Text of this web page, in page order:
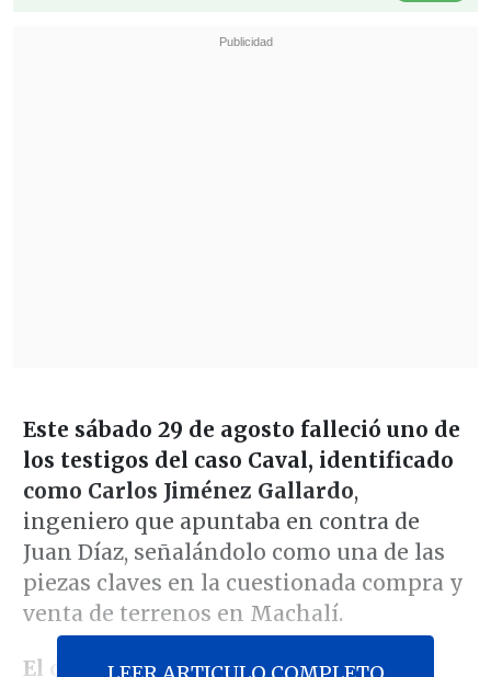
Este sábado 29 de agosto falleció uno de
los testigos del caso Caval, identificado
como Carlos Jiménez Gallardo,
ingeniero que apuntaba en contra de
Juan Díaz, señalándolo como una de las
piezas claves en la cuestionada compra y
venta de terrenos en Machalí.
El deceso se produjo luego de que